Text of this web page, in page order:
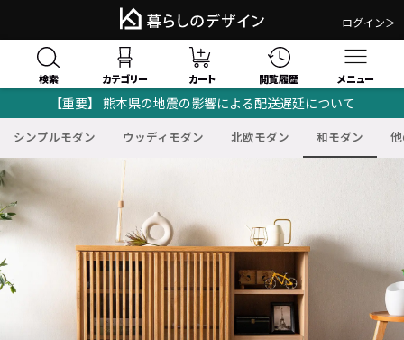
ログイン＞
検索 カテゴリー カート 閲覧履歴 メニュー
【重要】 熊本県の地震の影響による配送遅延について
シンプルモダン ウッディモダン 北欧モダン 和モダン